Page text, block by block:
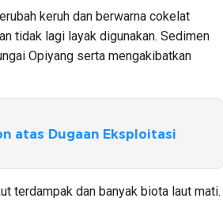
keruh dan berwarna cokelat
tidak lagi layak digunakan. Sedimen
Opiyang serta mengakibatkan
atas Dugaan Eksploitasi
terdampak dan banyak biota laut mati.